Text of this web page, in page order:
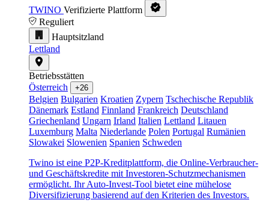
TWINO Verifizierte Plattform
Reguliert
Hauptsitzland
Lettland
Betriebsstätten
Österreich
+26
Belgien Bulgarien Kroatien Zypern Tschechische Republik
Dänemark Estland Finnland Frankreich Deutschland
Griechenland Ungarn Irland Italien Lettland Litauen
Luxemburg Malta Niederlande Polen Portugal Rumänien
Slowakei Slowenien Spanien Schweden
Twino ist eine P2P-Kreditplattform, die Online-Verbraucher-
und Geschäftskredite mit Investoren-Schutzmechanismen
ermöglicht. Ihr Auto-Invest-Tool bietet eine mühelose
Diversifizierung basierend auf den Kriterien des Investors.